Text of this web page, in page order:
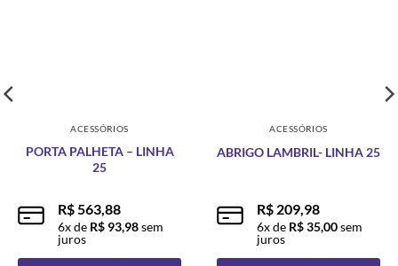
ACESSÓRIOS
PORTA PALHETA – LINHA
25
R$563,88
6x de R$93,98sem
juros
ACESSÓRIOS
ABRIGO LAMBRIL- LINHA 25
R$209,98
6x de R$35,00sem
juros